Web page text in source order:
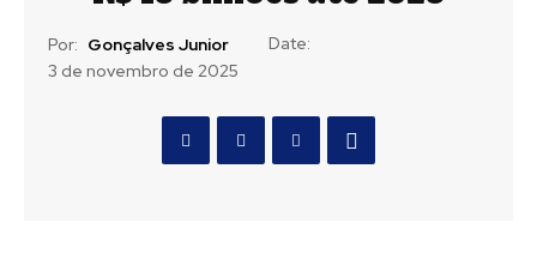
Por: Gonçalves Junior
Date:
3 de novembro de 2025